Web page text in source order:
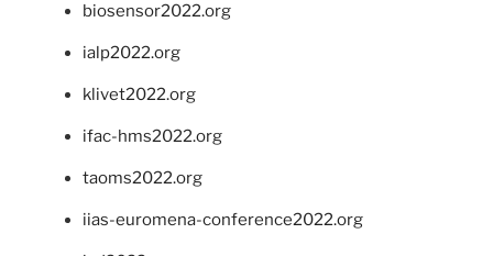
biosensor2022.org
ialp2022.org
klivet2022.org
ifac-hms2022.org
taoms2022.org
iias-euromena-conference2022.org